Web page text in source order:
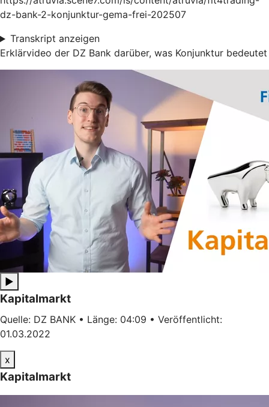
dz-bank-2-konjunktur-gema-frei-202507
Transkript anzeigen
Erklärvideo der DZ Bank darüber, was Konjunktur bedeutet
▶
Kapitalmarkt
Quelle: DZ BANK • Länge: 04:09 • Veröffentlicht:
01.03.2022
x
Kapitalmarkt